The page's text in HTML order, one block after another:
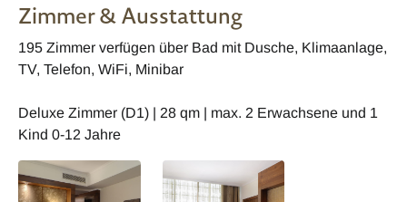
Zimmer & Ausstattung
195 Zimmer verfügen über Bad mit Dusche, Klimaanlage,
TV, Telefon, WiFi, Minibar
Deluxe Zimmer (D1) | 28 qm | max. 2 Erwachsene und 1
Kind 0-12 Jahre